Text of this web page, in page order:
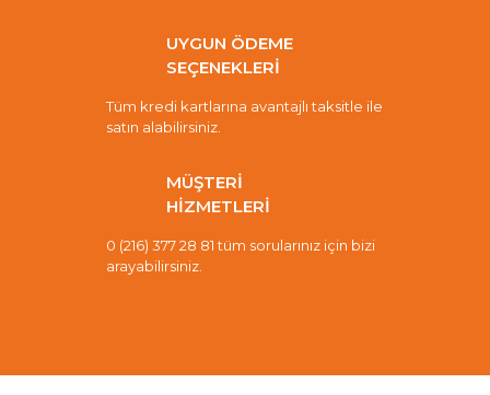
UYGUN ÖDEME
SEÇENEKLERİ
Tüm kredi kartlarına avantajlı taksitle ile
satın alabilirsiniz.
MÜŞTERİ
HİZMETLERİ
0 (216) 377 28 81 tüm sorularınız için bizi
arayabilirsiniz.